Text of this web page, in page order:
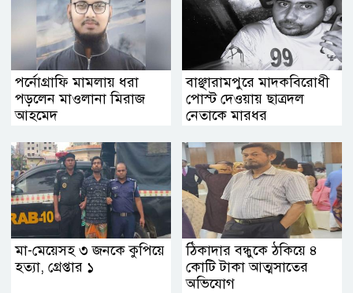
পর্নোগ্রাফি মামলায় ধরা
পড়লেন মাওলানা মিরাজ
আহমেদ
বাঞ্ছারামপুরে মাদকবিরোধী
পোস্ট দেওয়ায় ছাত্রদল
নেতাকে মারধর
মা-মেয়েসহ ৩ জনকে কুপিয়ে
হত্যা, গ্রেপ্তার ১
ঠিকাদার বন্ধুকে ঠকিয়ে ৪
কোটি টাকা আত্মসাতের
অভিযোগ